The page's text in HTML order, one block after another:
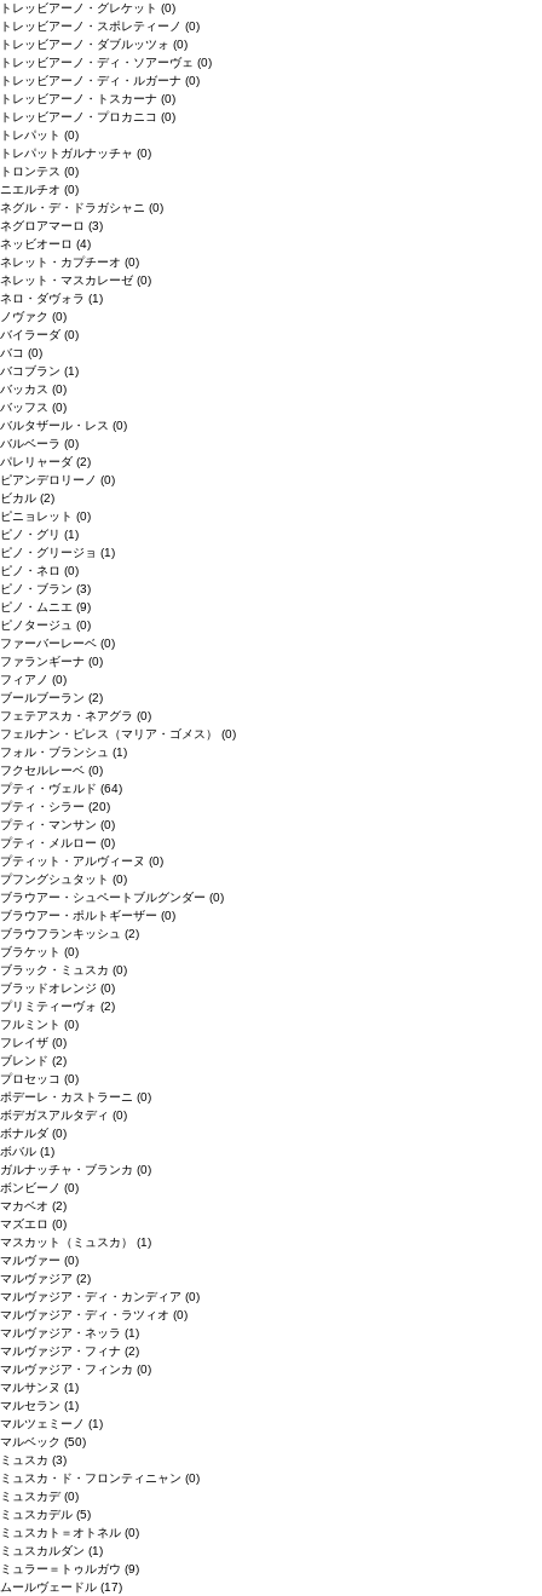
トレッビアーノ・グレケット (0)
トレッビアーノ・スポレティーノ (0)
トレッビアーノ・ダブルッツォ (0)
トレッビアーノ・ディ・ソアーヴェ (0)
トレッビアーノ・ディ・ルガーナ (0)
トレッビアーノ・トスカーナ (0)
トレッビアーノ・プロカニコ (0)
トレパット (0)
トレパットガルナッチャ (0)
トロンテス (0)
ニエルチオ (0)
ネグル・デ・ドラガシャニ (0)
ネグロアマーロ (3)
ネッビオーロ (4)
ネレット・カプチーオ (0)
ネレット・マスカレーゼ (0)
ネロ・ダヴォラ (1)
ノヴァク (0)
バイラーダ (0)
バコ (0)
バコブラン (1)
バッカス (0)
バッフス (0)
バルタザール・レス (0)
バルベーラ (0)
パレリャーダ (2)
ピアンデロリーノ (0)
ビカル (2)
ピニョレット (0)
ピノ・グリ (1)
ピノ・グリージョ (1)
ピノ・ネロ (0)
ピノ・ブラン (3)
ピノ・ムニエ (9)
ピノタージュ (0)
ファーバーレーベ (0)
ファランギーナ (0)
フィアノ (0)
ブールブーラン (2)
フェテアスカ・ネアグラ (0)
フェルナン・ピレス（マリア・ゴメス） (0)
フォル・ブランシュ (1)
フクセルレーベ (0)
プティ・ヴェルド (64)
プティ・シラー (20)
プティ・マンサン (0)
プティ・メルロー (0)
プティット・アルヴィーヌ (0)
プフングシュタット (0)
ブラウアー・シュペートブルグンダー (0)
ブラウアー・ポルトギーザー (0)
ブラウフランキッシュ (2)
ブラケット (0)
ブラック・ミュスカ (0)
ブラッドオレンジ (0)
プリミティーヴォ (2)
フルミント (0)
フレイザ (0)
ブレンド (2)
プロセッコ (0)
ポデーレ・カストラーニ (0)
ボデガスアルタディ (0)
ボナルダ (0)
ボバル (1)
ガルナッチャ・ブランカ (0)
ボンビーノ (0)
マカベオ (2)
マズエロ (0)
マスカット（ミュスカ） (1)
マルヴァー (0)
マルヴァジア (2)
マルヴァジア・ディ・カンディア (0)
マルヴァジア・ディ・ラツィオ (0)
マルヴァジア・ネッラ (1)
マルヴァジア・フィナ (2)
マルヴァジア・フィンカ (0)
マルサンヌ (1)
マルセラン (1)
マルツェミーノ (1)
マルベック (50)
ミュスカ (3)
ミュスカ・ド・フロンティニャン (0)
ミュスカデ(0)
ミュスカデル (5)
ミュスカト＝オトネル (0)
ミュスカルダン (1)
ミュラー＝トゥルガウ (9)
ムールヴェードル (17)